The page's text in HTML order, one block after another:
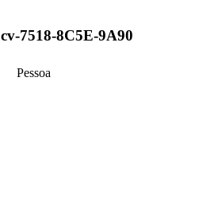
cv-7518-8C5E-9A90
Pessoa